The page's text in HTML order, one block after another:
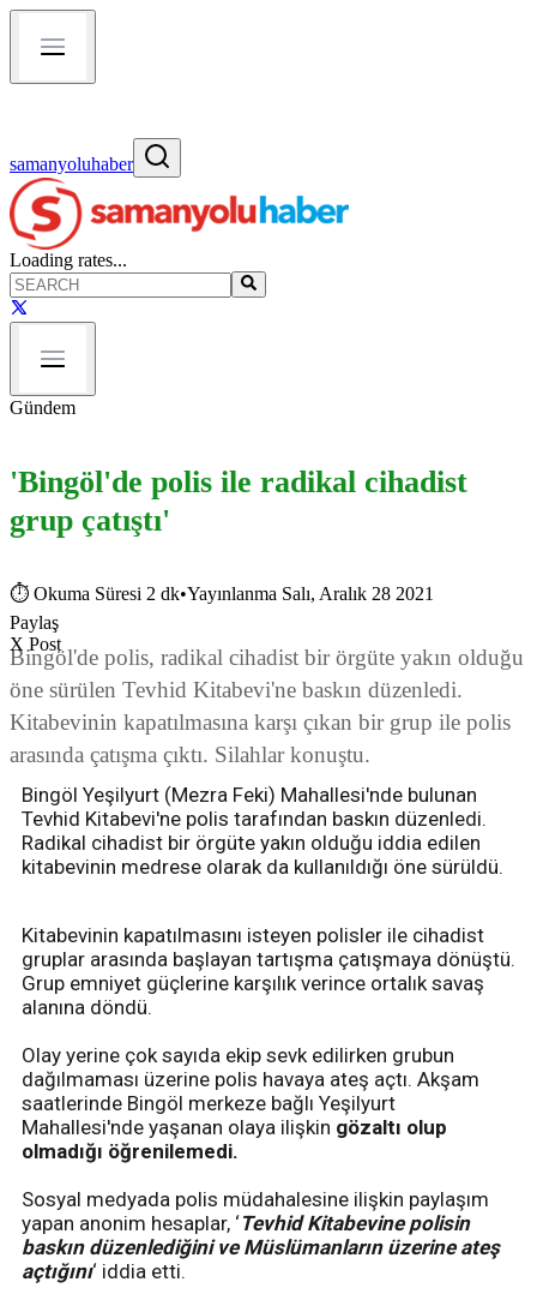
samanyoluhaber
Loading rates...
Gündem
'Bingöl'de polis ile radikal cihadist
grup çatıştı'
⏱ Okuma Süresi 2 dk•Yayınlanma Salı, Aralık 28 2021
Paylaş
X Post
Bingöl'de polis, radikal cihadist bir örgüte yakın olduğu
öne sürülen Tevhid Kitabevi'ne baskın düzenledi.
Kitabevinin kapatılmasına karşı çıkan bir grup ile polis
arasında çatışma çıktı. Silahlar konuştu.
Bingöl Yeşilyurt (Mezra Feki) Mahallesi'nde bulunan
Tevhid Kitabevi'ne polis tarafından baskın düzenledi.
Radikal cihadist bir örgüte yakın olduğu iddia edilen
kitabevinin medrese olarak da kullanıldığı öne sürüldü.
Kitabevinin kapatılmasını isteyen polisler ile cihadist
gruplar arasında başlayan tartışma çatışmaya dönüştü.
Grup emniyet güçlerine karşılık verince ortalık savaş
alanına döndü.
Olay yerine çok sayıda ekip sevk edilirken grubun
dağılmaması üzerine polis havaya ateş açtı. Akşam
saatlerinde Bingöl merkeze bağlı Yeşilyurt
Mahallesi'nde yaşanan olaya ilişkin gözaltı olup
olmadığı öğrenilemedi.
Sosyal medyada polis müdahalesine ilişkin paylaşım
yapan anonim hesaplar, ‘Tevhid Kitabevine polisin
baskın düzenlediğini ve Müslümanların üzerine ateş
açtığını‘ iddia etti.